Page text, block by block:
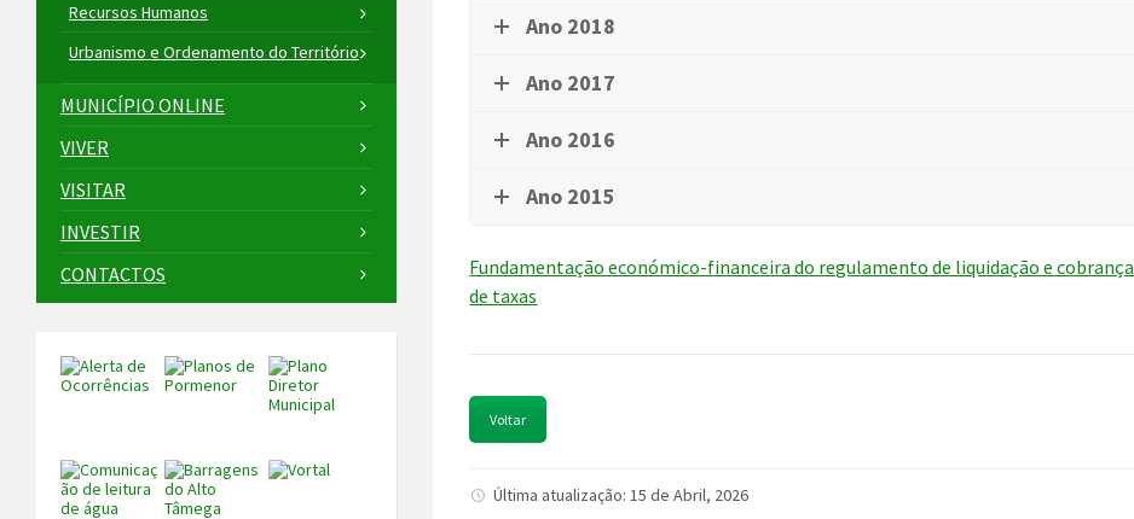
Ano 2018
Ano 2017
Ano 2016
Ano 2015
Fundamentação económico-financeira do regulamento de liquidação e cobrança
de taxas
Voltar
Última atualização: 15 de Abril, 2026
Recursos Humanos
Urbanismo e Ordenamento do Território
MUNICÍPIO ONLINE
VIVER
VISITAR
INVESTIR
CONTACTOS